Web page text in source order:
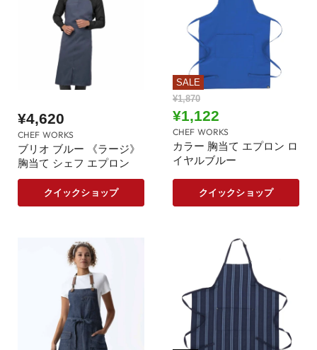
¥4,620
CHEF WORKS
ブリオ ブルー 《ラージ》
胸当て シェフ エプロン
クイックショップ
SALE
元
の
価
格
¥1,870
現
在
の
価
格
¥1,122
CHEF WORKS
カラー 胸当て エプロン ロ
イヤルブルー
クイックショップ